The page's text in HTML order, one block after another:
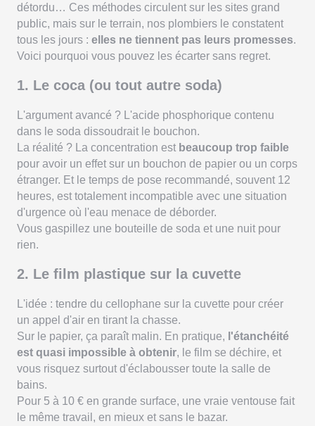
détordu… Ces méthodes circulent sur les sites grand
public, mais sur le terrain, nos plombiers le constatent
tous les jours : elles ne tiennent pas leurs promesses.
Voici pourquoi vous pouvez les écarter sans regret.
1. Le coca (ou tout autre soda)
L'argument avancé ? L'acide phosphorique contenu
dans le soda dissoudrait le bouchon.
La réalité ? La concentration est beaucoup trop faible
pour avoir un effet sur un bouchon de papier ou un corps
étranger. Et le temps de pose recommandé, souvent 12
heures, est totalement incompatible avec une situation
d'urgence où l'eau menace de déborder.
Vous gaspillez une bouteille de soda et une nuit pour
rien.
2. Le film plastique sur la cuvette
L'idée : tendre du cellophane sur la cuvette pour créer
un appel d'air en tirant la chasse.
Sur le papier, ça paraît malin. En pratique, l'étanchéité
est quasi impossible à obtenir, le film se déchire, et
vous risquez surtout d'éclabousser toute la salle de
bains.
Pour 5 à 10 € en grande surface, une vraie ventouse fait
le même travail, en mieux et sans le bazar.